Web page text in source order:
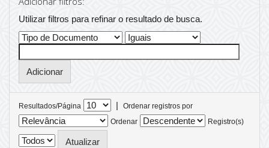
Utilizar filtros para refinar o resultado de busca.
Resultados/Página |
Ordenar registros por
Ordenar
Registro(s)